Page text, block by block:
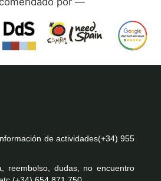
de actividades(+34) 955
reembolso, dudas, no encuentro